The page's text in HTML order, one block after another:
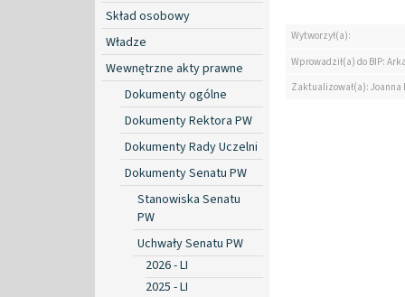
Skład osobowy
Władze
Wewnętrzne akty prawne
Dokumenty ogólne
Dokumenty Rektora PW
Dokumenty Rady Uczelni
Dokumenty Senatu PW
Stanowiska Senatu
PW
Uchwały Senatu PW
2026 - LI
2025 - LI
Wytworzył(a):
Wprowadził(a) do BIP:
Zaktualizował(a):